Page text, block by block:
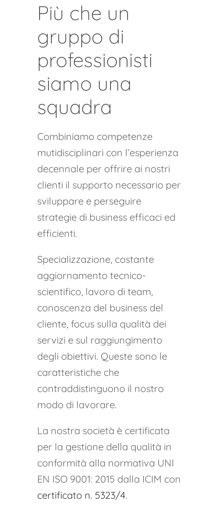
Più che un
gruppo di
professionisti
siamo una
squadra
Combiniamo competenze
mutidisciplinari con l’esperienza
decennale per offrire ai nostri
clienti il supporto necessario per
sviluppare e perseguire
strategie di business efficaci ed
efficienti.
Specializzazione, costante
aggiornamento tecnico-
scientifico, lavoro di team,
conoscenza del business del
cliente, focus sulla qualità dei
servizi e sul raggiungimento
degli obiettivi. Queste sono le
caratteristiche che
contraddistinguono il nostro
modo di lavorare.
La nostra società è certificata
per la gestione della qualità in
conformità alla normativa UNI
EN ISO 9001: 2015 dalla ICIM con
certificato n. 5323/4.